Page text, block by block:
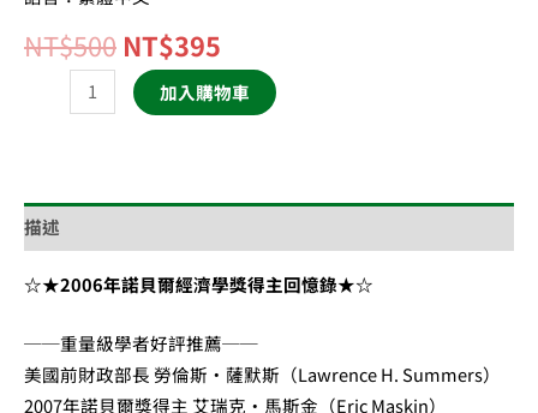
NT$500 NT$395
量
加入購物車
描述
☆★2006年諾貝爾經濟學獎得主回憶錄★☆
──重量級學者好評推薦──
美國前財政部長 勞倫斯‧薩默斯（Lawrence H. Summers）
2007年諾貝爾獎得主 艾瑞克‧馬斯金（Eric Maskin）